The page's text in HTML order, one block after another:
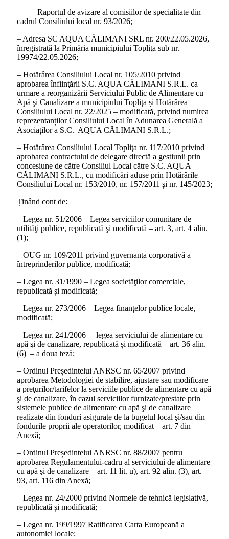
– Raportul de avizare al comisiilor de specialitate din
cadrul Consiliului local nr. 93/2026;
– Adresa SC AQUA CĂLIMANI SRL nr. 200/22.05.2026,
înregistrată la Primăria municipiului Topliţa sub nr.
19974/22.05.2026;
– Hotărârea Consiliului Local nr. 105/2010 privind
aprobarea înfiinţării S.C. AQUA CĂLIMANI S.R.L. ca
urmare a reorganizării Serviciului Public de Alimentare cu
Apă şi Canalizare a municipiului Topliţa și Hotărârea
Consiliului Local nr. 22/2025 – modificată, privind numirea
reprezentanților Consiliului Local în Adunarea Generală a
Asociaților a S.C. AQUA CĂLIMANI S.R.L.;
– Hotărârea Consiliului Local Topliţa nr. 117/2010 privind
aprobarea contractului de delegare directă a gestiunii prin
concesiune de către Consiliul Local către S.C. AQUA
CĂLIMANI S.R.L., cu modificări aduse prin Hotărârile
Consiliului Local nr. 153/2010, nr. 157/2011 şi nr. 145/2023;
Ținând cont de:
– Legea nr. 51/2006 – Legea serviciilor comunitare de
utilităţi publice, republicată şi modificată – art. 3, art. 4 alin.
(1);
– OUG nr. 109/2011 privind guvernanţa corporativă a
întreprinderilor publice, modificată;
– Legea nr. 31/1990 – Legea societăţilor comerciale,
republicată și modificată;
– Legea nr. 273/2006 – Legea finanţelor publice locale,
modificată;
– Legea nr. 241/2006 – legea serviciului de alimentare cu
apă şi de canalizare, republicată și modificată – art. 36 alin.
(6) – a doua teză;
– Ordinul Președintelui ANRSC nr. 65/2007 privind
aprobarea Metodologiei de stabilire, ajustare sau modificare
a preţurilor/tarifelor la serviciile publice de alimentare cu apă
şi de canalizare, în cazul serviciilor furnizate/prestate prin
sistemele publice de alimentare cu apă şi de canalizare
realizate din fonduri asigurate de la bugetul local şi/sau din
fondurile proprii ale operatorilor, modificat – art. 7 din
Anexă;
– Ordinul Președintelui ANRSC nr. 88/2007 pentru
aprobarea Regulamentului-cadru al serviciului de alimentare
cu apă şi de canalizare – art. 11 lit. u), art. 92 alin. (3), art.
93, art. 116 din Anexă;
– Legea nr. 24/2000 privind Normele de tehnică legislativă,
republicată și modificată;
– Legea nr. 199/1997 Ratificarea Carta Europeană a
autonomiei locale;